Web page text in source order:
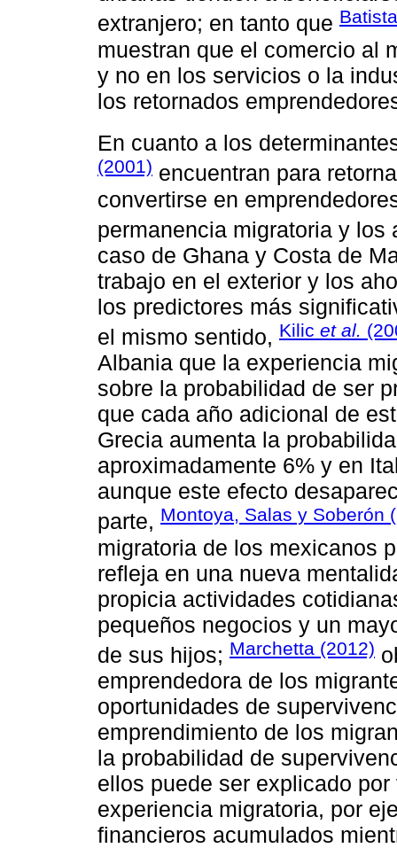
extranjero; en tanto que
muestran que el comercio al
y no en los servicios o la
los retornados
En cuanto a los
(2001) encuentran para
convertirse en
permanencia migratoria y los
caso de Ghana y Costa de
trabajo en el exterior y los
los predictores más
el mismo sentido, Kilic et al.
Albania que la experiencia
sobre la probabilidad de ser
que cada año adicional de
Grecia aumenta la
aproximadamente 6% y en
aunque este efecto
parte, Montoya, Salas y Soberón
migratoria de los mexicanos
refleja en una nueva
propicia actividades
pequeños negocios y un
de sus hijos; Marchetta (2012)
emprendedora de los
oportunidades de
emprendimiento de los
la probabilidad de
ellos puede ser explicado
experiencia migratoria, por
financieros acumulados